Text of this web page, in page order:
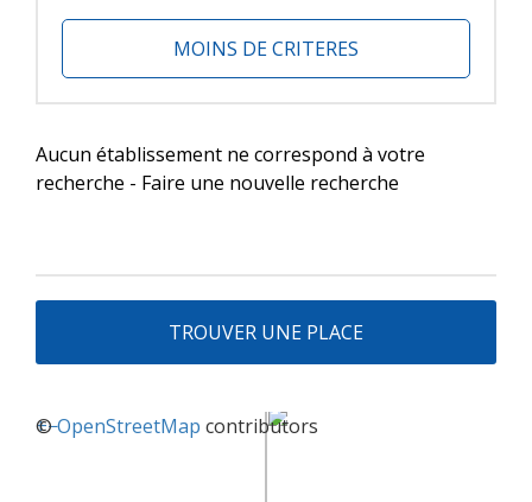
MOINS DE CRITERES
Aucun établissement ne correspond à votre
recherche - Faire une nouvelle recherche
TROUVER UNE PLACE
+−
©OpenStreetMap contributors